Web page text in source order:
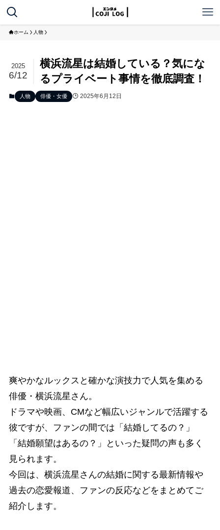
ホーム 人物
横浜流星は結婚している？気にな
るプライベート事情を徹底調査！
2025
6/12
人物 俳優・女優 2025年6月12日
爽やかなルックスと確かな演技力で人気を集める
俳優・横浜流星さん。
ドラマや映画、CMなど幅広いジャンルで活躍する
彼ですが、ファンの間では「結婚してるの？」
「結婚願望はあるの？」といった疑問の声も多く
見られます。
今回は、横浜流星さんの結婚に関する最新情報や
過去の恋愛報道、ファンの反応などをまとめてご
紹介します。